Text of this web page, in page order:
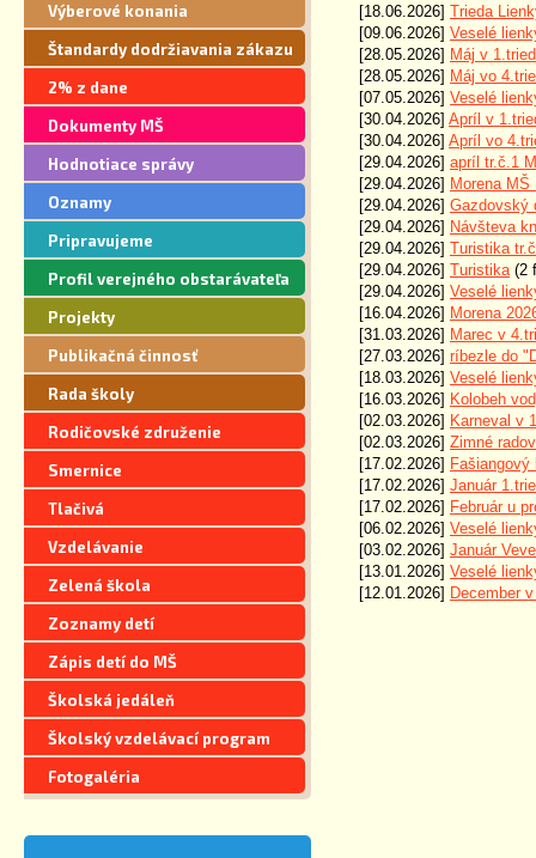
Výberové konania
Štandardy dodržiavania zákazu
segregácie
2% z dane
Dokumenty MŠ
Hodnotiace správy
Oznamy
Pripravujeme
Profil verejného obstarávateľa
Projekty
Publikačná činnosť
Rada školy
Rodičovské združenie
Smernice
Tlačivá
Vzdelávanie
Zelená škola
Zoznamy detí
Zápis detí do MŠ
Školská jedáleň
Školský vzdelávací program
Fotogaléria
[18.06.2026] Trieda
[09.06.2026] Veselé
[28.05.2026] Máj v
[28.05.2026] Máj vo
[07.05.2026] Veselé
[30.04.2026] Apríl v
[30.04.2026] Apríl vo
[29.04.2026] apríl tr.č.1
[29.04.2026] Morena
[29.04.2026] Gazdovský
[29.04.2026] Návšteva
[29.04.2026] Turistika
[29.04.2026] Turistika(2
[29.04.2026] Veselé
[16.04.2026] Morena
[31.03.2026] Marec v
[27.03.2026] ríbezle do
[18.03.2026] Veselé
[16.03.2026] Kolobeh
[02.03.2026] Karneval v
[02.03.2026] Zimné
[17.02.2026] Fašiangový
[17.02.2026] Január
[17.02.2026] Február u
[06.02.2026] Veselé
[03.02.2026] Január
[13.01.2026] Veselé
[12.01.2026] December